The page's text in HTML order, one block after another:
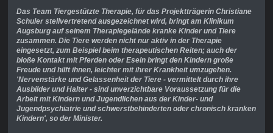
Das Team Tiergestützte Therapie, für das Projektträgerin Christiane
Schuler stellvertretend ausgezeichnet wird, bringt am Klinikum
Augsburg auf seinem Therapiegelände kranke Kinder und Tiere
zusammen. Die Tiere werden nicht nur aktiv in der Therapie
eingesetzt, zum Beispiel beim therapeutischen Reiten; auch der
bloße Kontakt mit Pferden oder Eseln bringt den Kindern große
Freude und hilft ihnen, leichter mit ihrer Krankheit umzugehen.
'Nervenstärke und Gelassenheit der Tiere - vermittelt durch ihre
Ausbilder und Halter - sind unverzichtbare Voraussetzung für die
Arbeit mit Kindern und Jugendlichen aus der Kinder- und
Jugendpsychiatrie und schwerstbehinderten oder chronisch kranken
Kindern', so der Minister.